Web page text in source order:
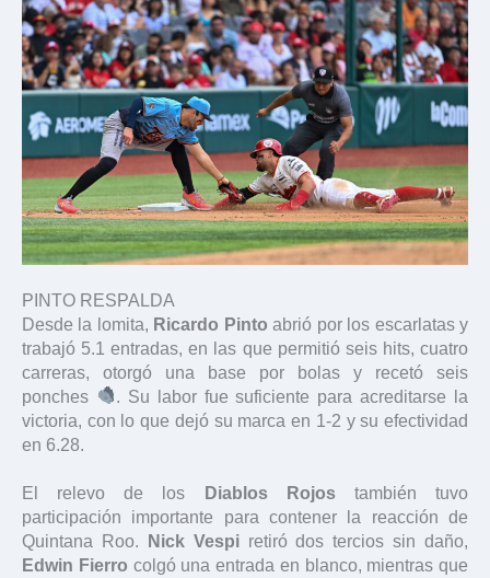
PINTO RESPALDA
Desde la lomita, Ricardo Pinto abrió por los escarlatas y
trabajó 5.1 entradas, en las que permitió seis hits, cuatro
carreras, otorgó una base por bolas y recetó seis
ponches
. Su labor fue suficiente para acreditarse la
victoria, con lo que dejó su marca en 1-2 y su efectividad
en 6.28.
El relevo de los Diablos Rojostambién tuvo
participación importante para contener la reacción de
Quintana Roo.
Nick Vespiretiró dos tercios sin daño,
Edwin Fierro colgó una entrada en blanco, mientras que